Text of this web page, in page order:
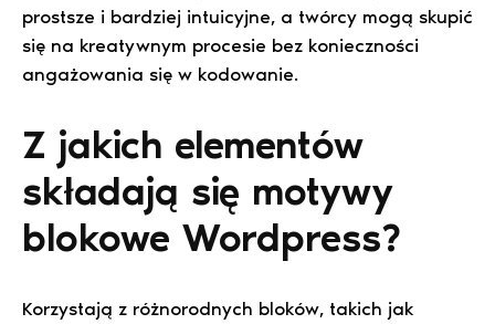
prostsze i bardziej intuicyjne, a twórcy mogą skupić
się na kreatywnym procesie bez konieczności
angażowania się w kodowanie.
Z jakich elementów
składają się motywy
blokowe Wordpress?
Korzystają z różnorodnych bloków, takich jak